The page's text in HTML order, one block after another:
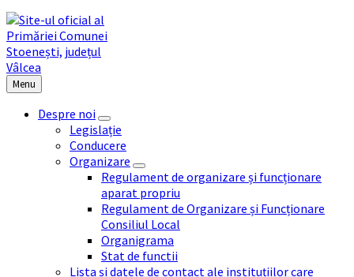
Menu
Despre noi
Legislație
Conducere
Organizare
Regulament de organizare și funcționare
aparat propriu
Regulament de Organizare și Funcționare
Consiliul Local
Organigrama
Stat de functii
Lista și datele de contact ale instituțiilor care